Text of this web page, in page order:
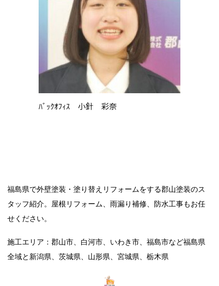
ﾊﾞｯｸｵﾌｨｽ 小針 彩奈
福島県で外壁塗装・塗り替えリフォームをする郡山塗装のス
タッフ紹介。屋根リフォーム、雨漏り補修、防水工事もお任
せください。
施工エリア：郡山市、白河市、いわき市、福島市など福島県
全域と新潟県、茨城県、山形県、宮城県、栃木県